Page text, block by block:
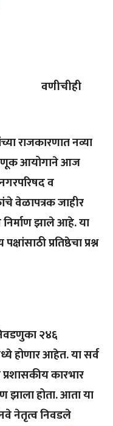
वणीचीही
राजकारणात नव्या
आयोगाने आज
व
वेळापत्रक जाहीर
झाले आहे. या
प्रतिष्ठेचा प्रश्न
२४६
होणार आहेत. या सर्व
कारभार
होता. आता या
नवे नेतृत्व निवडले